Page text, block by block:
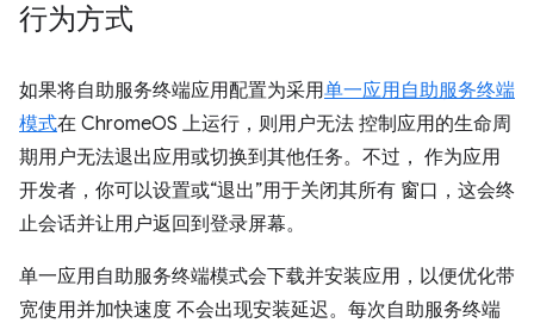
行为方式
如果将自助服务终端应用配置为采用单一应用自助服务终端
模式在 ChromeOS 上运行，则用户无法 控制应用的生命周
期用户无法退出应用或切换到其他任务。不过， 作为应用
开发者，你可以设置或“退出”用于关闭其所有 窗口，这会终
止会话并让用户返回到登录屏幕。
单一应用自助服务终端模式会下载并安装应用，以便优化带
宽使用并加快速度 不会出现安装延迟。每次自助服务终端